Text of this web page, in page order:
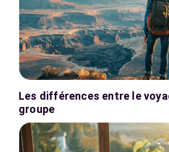
Les différences entre le
groupe